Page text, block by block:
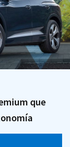
que